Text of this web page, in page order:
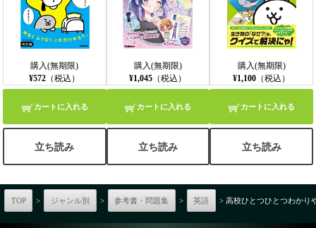
購入(無期限)
¥572 （税込）
カートに入れる
立ち読み
購入(無期限)
¥1,045 （税込）
カートに入れる
立ち読み
購入(無期限)
¥1,100 （税込）
カートに入れる
立ち読み
TOP > ジャンル別 > 参考書・問題集 > 英語 > 高校ひとつひとつわかり